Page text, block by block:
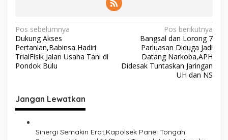
N
a
v
i
a
Pos sebelumnya
Dukung Akses
Pertanian,Babinsa Hadiri
TrialFisik Jalan Usaha Tani di
Pondok Bulu
Pos berikutnya
Bangsal dan Lorong 7
Parluasan Diduga Jadi
Datang Narkoba,APH
Didesak Tuntaskan Jaringan
UH dan NS
Jangan Lewatkan
Sinergi Semakin Erat,Kapolsek Panei Tongah